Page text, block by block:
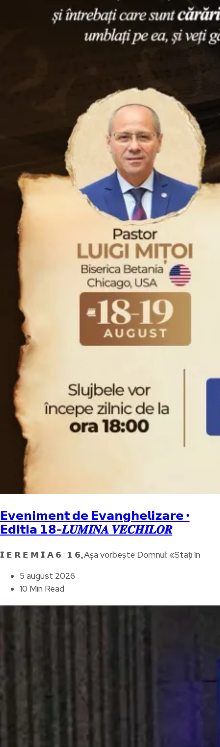
𝗘𝘃𝗲𝗻𝗶𝗺𝗲𝗻𝘁 𝗱𝗲 𝗘𝘃𝗮𝗻𝗴𝗵𝗲𝗹𝗶𝘇𝗮𝗿𝗲 •
𝗘𝗱𝗶𝘁𝗶𝗮 𝟭𝟴-𝑳𝑼𝑴𝑰𝑵𝑨 𝑽𝑬𝑪𝑯𝑰𝑳𝑶𝑹
𝗜 𝗘 𝗥 𝗘 𝗠 𝗜 𝗔 𝟲 : 𝟭 𝟲„Așa vorbește Domnul: «Stați în
5 august 2026
10 Min Read